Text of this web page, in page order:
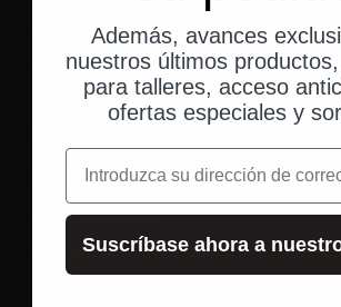
Atención
Materiales
Cerraduras
cerradura de disco
Cadenas
Además, avances
nuestros últimos
para talleres, acceso
ofertas especiales y
correo electrónico
Suscríbase ahora a